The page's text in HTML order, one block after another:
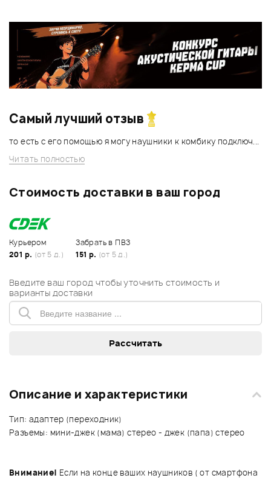
Самый лучший отзыв
то есть с его помощью я могу наушники к комбику подключ...
Читать полностью
Стоимость доставки в ваш город
Курьером
201 р. (от 5 д.)
Забрать в ПВЗ
151 р. (от 5 д.)
Введите ваш город чтобы уточнить стоимость и
варианты доставки
Описание и характеристики
Тип: адаптер (переходник)
Разъемы: мини-джек (мама) стерео - джек (папа) стерео
Внимание! Если на конце ваших наушников ( от смартфона